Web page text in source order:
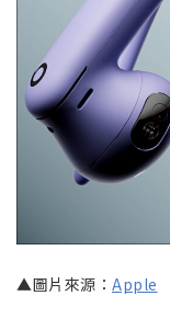
▲圖片來源： Apple